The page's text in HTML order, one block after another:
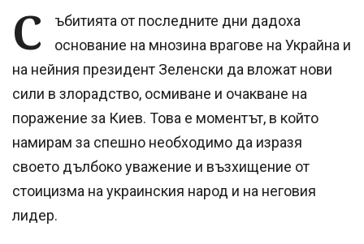
С
ъбитията от последните дни дадоха
основание на мнозина врагове на Украйна и
на нейния президент Зеленски да вложат нови
сили в злорадство, осмиване и очакване на
поражение за Киев. Това е моментът, в който
намирам за спешно необходимо да изразя
своето дълбоко уважение и възхищение от
стоицизма на украинския народ и на неговия
лидер.